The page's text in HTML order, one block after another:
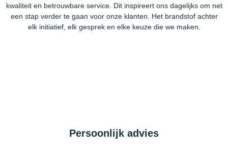
kwaliteit en betrouwbare service. Dit inspireert ons dagelijks om net
een stap verder te gaan voor onze klanten. Het brandstof achter
elk initiatief, elk gesprek en elke keuze die we maken.
Persoonlijk advies